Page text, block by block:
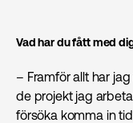
Vad har du fått med
– Framför allt har
de projekt jag
försöka komma in